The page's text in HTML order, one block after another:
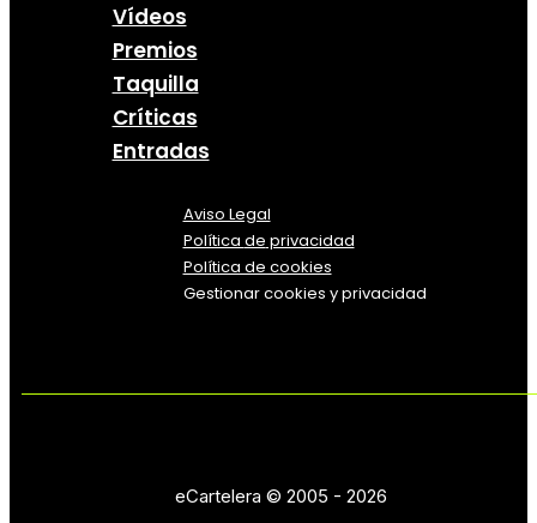
Vídeos
Premios
Taquilla
Críticas
Entradas
Aviso Legal
Política de privacidad
Política de cookies
Gestionar cookies y privacidad
eCartelera © 2005 - 2026